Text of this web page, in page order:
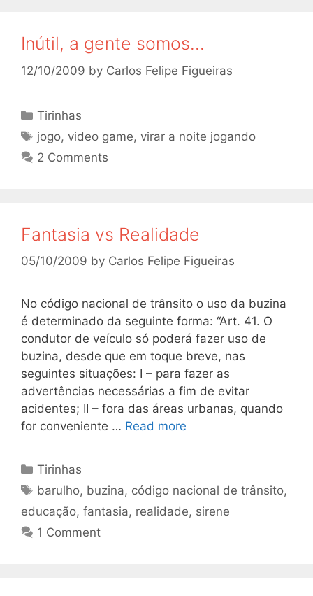
Inútil, a gente somos…
12/10/2009 by Carlos Felipe Figueiras
Categories
Tirinhas
Tags
jogo, video game, virar a noite jogando
2 Comments
Fantasia vs Realidade
05/10/2009 by Carlos Felipe Figueiras
No código nacional de trânsito o uso da buzina
é determinado da seguinte forma: “Art. 41. O
condutor de veículo só poderá fazer uso de
buzina, desde que em toque breve, nas
seguintes situações: I – para fazer as
advertências necessárias a fim de evitar
acidentes; II – fora das áreas urbanas, quando
for conveniente … Read more
Categories
Tirinhas
Tags
barulho, buzina, código nacional de trânsito,
educação, fantasia, realidade, sirene
1 Comment